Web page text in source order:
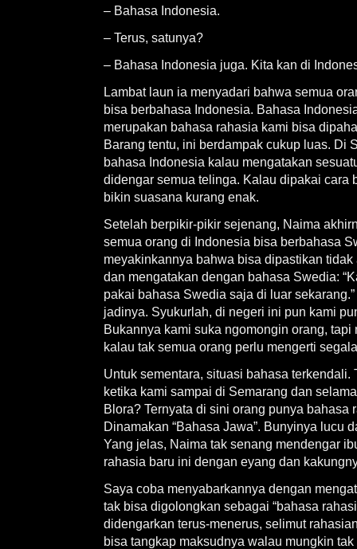
– Bahasa Indonesia.
– Terus, satunya?
– Bahasa Indonesia juga. Kita kan di
Lambat laun ia menyadari bahwa semua
bisa berbahasa Indonesia. Bahasa
merupakan bahasa rahasia kami bisa
Barang tentu, ini berdampak cukup luas. Di
bahasa Indonesia kalau mengatakan
didengar semua telinga. Kalau dipakai cara
bikin suasana kurang enak.
Setelah berpikir-pikir sejenang, Naima
semua orang di Indonesia bisa berbahasa
meyakinkannya bahwa bisa dipastikan
dan mengatakan dengan bahasa Swedia:
pakai bahasa Swedia saja di luar
jadinya. Syukurlah, di negeri ini pun kami
Bukannya kami suka ngomongin orang, tapi
kalau tak semua orang perlu mengerti
Untuk sementara, situasi bahasa terkendali.
ketika kami sampai di Semarang dan
Blora? Ternyata di sini orang punya bahasa
Dinamakan “Bahasa Jawa”. Bunyinya lucu
Yang jelas, Naima tak senang mendengar
rahasia baru ini dengan eyang dan
Saya coba menyabarkannya dengan
tak bisa digolongkan sebagai “bahasa
didengarkan terus-menerus, selimut
bisa tangkap maksudnya walau mungkin